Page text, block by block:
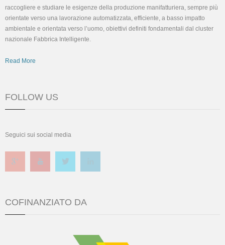
raccogliere e studiare le esigenze della produzione manifatturiera, sempre più
orientate verso una lavorazione automatizzata, efficiente, a basso impatto
ambientale e orientata verso l’uomo, obiettivi definiti fondamentali dal cluster
nazionale Fabbrica Intelligente.
Read More
FOLLOW US
Seguici sui social media
COFINANZIATO DA